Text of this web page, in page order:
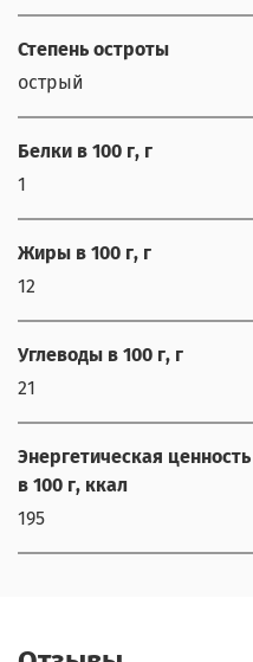
Степень остроты
острый
Белки в 100 г, г
1
Жиры в 100 г, г
12
Углеводы в 100 г, г
21
Энергетическая ценность
в 100 г, ккал
195